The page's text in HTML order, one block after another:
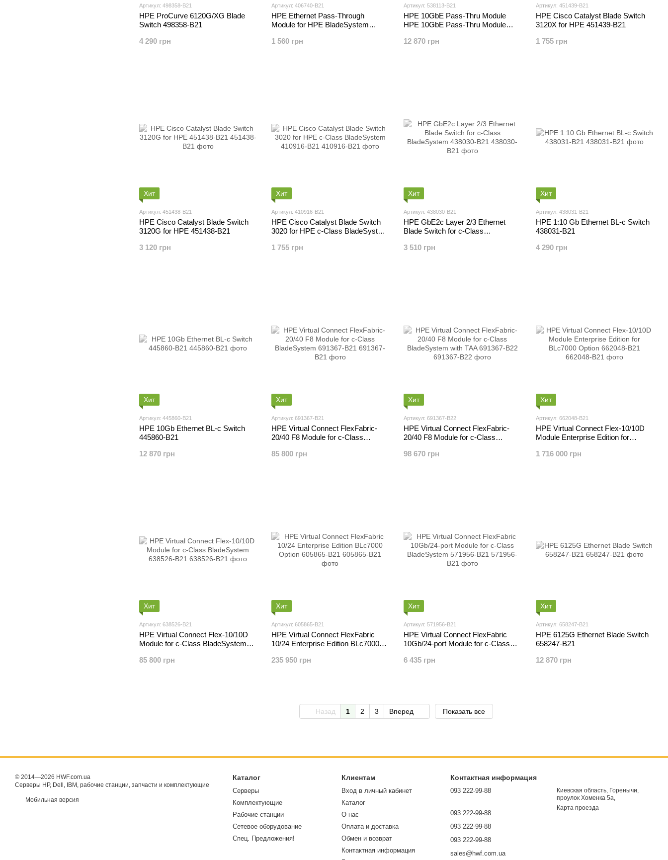
Артикул: 498358-B21
HPE ProCurve 6120G/XG Blade
Switch 498358-B21
4 290 грн
Артикул: 406740-B21
HPE Ethernet Pass-Through
Module for HPE BladeSystem
1 560 грн
Артикул: 538113-B21
HPE 10GbE Pass-Thru Module
HPE 10GbE Pass-Thru Module
12 870 грн
Артикул: 451439-B21
HPE Cisco Catalyst Blade Switch
3120X for HPE 451439-B21
1 755 грн
Хит
Артикул: 451438-B21
HPE Cisco Catalyst Blade Switch
3120G for HPE 451438-B21
3 120 грн
Хит
Артикул: 410916-B21
HPE Cisco Catalyst Blade Switch
3020 for HPE c-Class BladeSystem
1 755 грн
Хит
Артикул: 438030-B21
HPE GbE2c Layer 2/3 Ethernet
Blade Switch for c-Class
3 510 грн
Хит
Артикул: 438031-B21
HPE 1:10 Gb Ethernet BL-c Switch
438031-B21
4 290 грн
Хит
Артикул: 445860-B21
HPE 10Gb Ethernet BL-c Switch
445860-B21
12 870 грн
Хит
Артикул: 691367-B21
HPE Virtual Connect FlexFabric-
20/40 F8 Module for c-Class
85 800 грн
Хит
Артикул: 691367-B22
HPE Virtual Connect FlexFabric-
20/40 F8 Module for c-Class
98 670 грн
Хит
Артикул: 662048-B21
HPE Virtual Connect Flex-10/10D
Module Enterprise Edition for
1 716 000 грн
Хит
Артикул: 638526-B21
HPE Virtual Connect Flex-10/10D
Module for c-Class BladeSystem
85 800 грн
Хит
Артикул: 605865-B21
HPE Virtual Connect FlexFabric
10/24 Enterprise Edition BLc7000
235 950 грн
Хит
Артикул: 571956-B21
HPE Virtual Connect FlexFabric
10Gb/24-port Module for c-Class
6 435 грн
Хит
Артикул: 658247-B21
HPE 6125G Ethernet Blade Switch
658247-B21
12 870 грн
Назад 1 2 3 Вперед Показать все
© 2014—2026 HWF.com.ua
Серверы HP, Dell, IBM, рабочие станции, запчасти и комплектующие
Мобильная версия
Каталог
Серверы
Комплектующие
Рабочие станции
Сетевое оборудование
Спец. Предложения!
Клиентам
Вход в личный кабинет
Каталог
О нас
Оплата и доставка
Обмен и возврат
Контактная информация
Контактная информация
093 222-99-88
093 222-99-88
093 222-99-88
093 222-99-88
sales@hwf.com.ua
Киевская область, Горенычи,
проулок Хоменка 5а,
Карта проезда